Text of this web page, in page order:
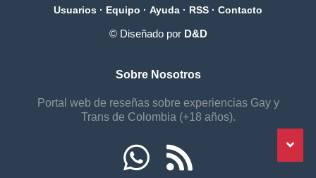
Usuarios · Equipo · Ayuda · RSS · Contacto
© Diseñado por D&D
Sobre Nosotros
Portal web de reseñas sobre experiencias Gay y
Trans de Colombia (+18 años).